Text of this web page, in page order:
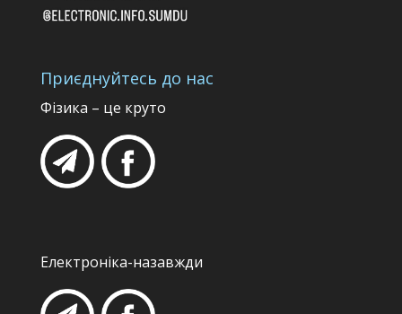
Приєднуйтесь до нас
Фізика – це круто
Електроніка-назавжди